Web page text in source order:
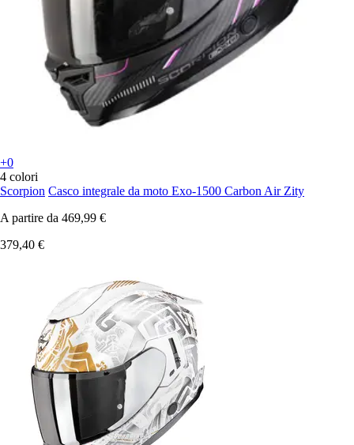
+0
4 colori
Scorpion Casco integrale da moto Exo-1500 Carbon Air Zity
A partire da 469,99 €
379,40 €